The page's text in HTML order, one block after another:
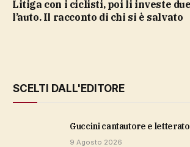
Litiga con i ciclisti, poi li investe due volte con
l’auto. Il racconto di chi si è salvato
SCELTI DALL'EDITORE
Guccini cantautore e letterato
9 Agosto 2026